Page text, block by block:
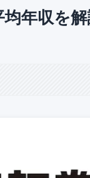
均年収を